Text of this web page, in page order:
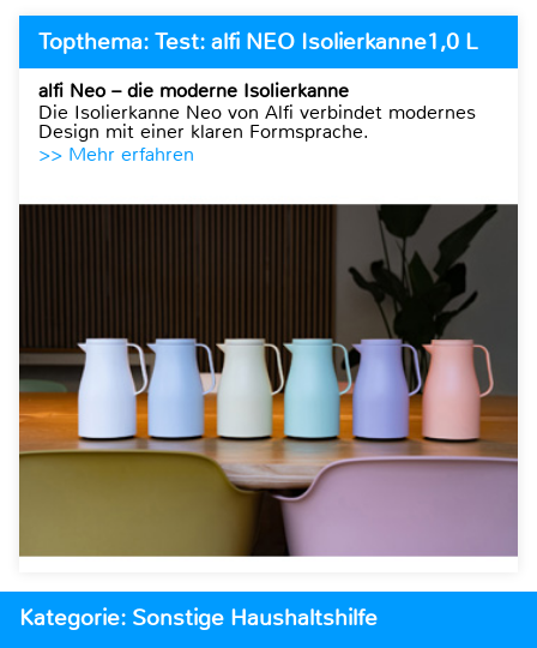
Topthema: Test: alfi NEO Isolierkanne1,0 L
alfi Neo – die moderne Isolierkanne
Die Isolierkanne Neo von Alfi verbindet modernes
Design mit einer klaren Formsprache.
>> Mehr erfahren
Kategorie: Sonstige Haushaltshilfe